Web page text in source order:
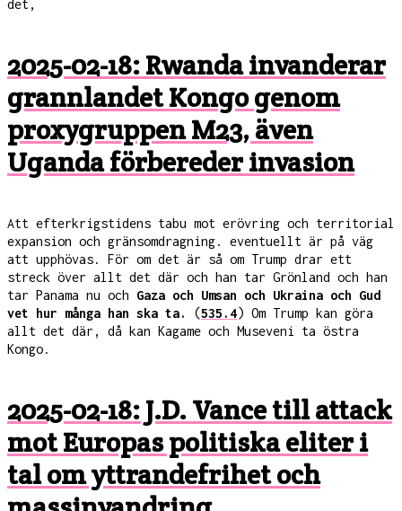
det,
2025-02-18: Rwanda invanderar
grannlandet Kongo genom
proxygruppen M23, även
Uganda förbereder invasion
Att efterkrigstidens tabu mot erövring och territorial
expansion och gränsomdragning. eventuellt är på väg
att upphövas. För om det är så om Trump drar ett
streck över allt det där och han tar Grönland och han
tar Panama nu och Gaza och Umsan och Ukraina och Gud
vet hur många han ska ta.
(535.4) Om Trump kan göra
allt det där, då kan Kagame och Museveni ta östra
Kongo.
2025-02-18: J.D. Vance till attack
mot Europas politiska eliter i
tal om yttrandefrihet och